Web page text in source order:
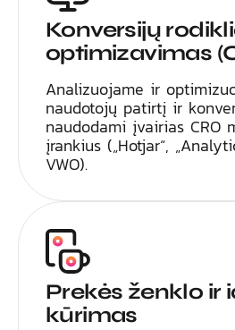
Konversijų
optimizavimas
Analizuojame ir
naudotojų patirtį ir
naudodami įvairias CRO
įrankius („Hotjar“,
VWO).
Prekės ženklo ir
kūrimas